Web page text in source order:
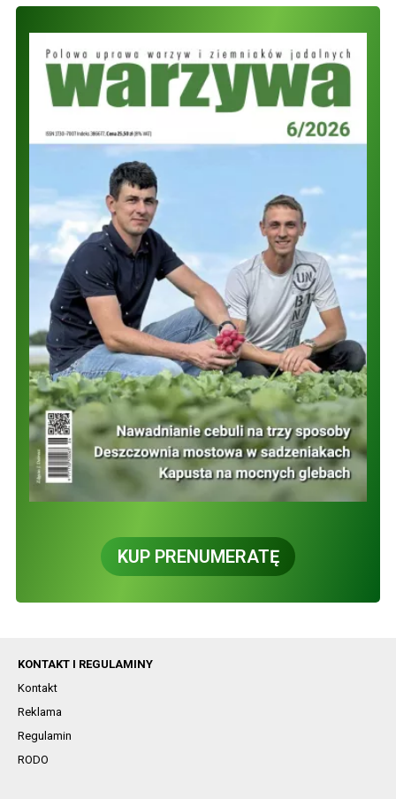
KUP PRENUMERATĘ
KONTAKT I REGULAMINY
Kontakt
Reklama
Regulamin
RODO